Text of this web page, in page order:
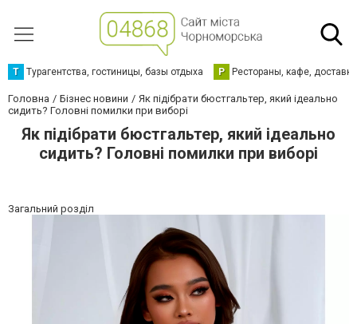
Т Турагентства, гостиницы, базы отдыха Р Рестораны, кафе,
Головна Бізнес новини
Як підібрати бюстгальтер, який ідеально
сидить? Головні помилки при виборі
Як підібрати бюстгальтер, який ідеально
сидить? Головні помилки при виборі
Загальний розділ